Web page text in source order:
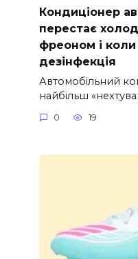
Кондиціонер
перестає
фреоном і коли
дезінфекція
Автомобільний
найбільш
0 19